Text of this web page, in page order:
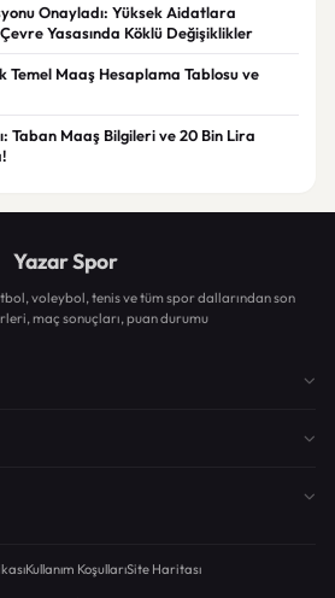
Onayladı: Yüksek Aidatlara
Yasasında Köklü Değişiklikler
Temel Maaş Hesaplama Tablosu ve
Taban Maaş Bilgileri ve 20 Bin Lira
Yazar Spor
voleybol, tenis ve tüm spor dallarından son
maç sonuçları, puan durumu
Kullanım KoşullarıSite Haritası